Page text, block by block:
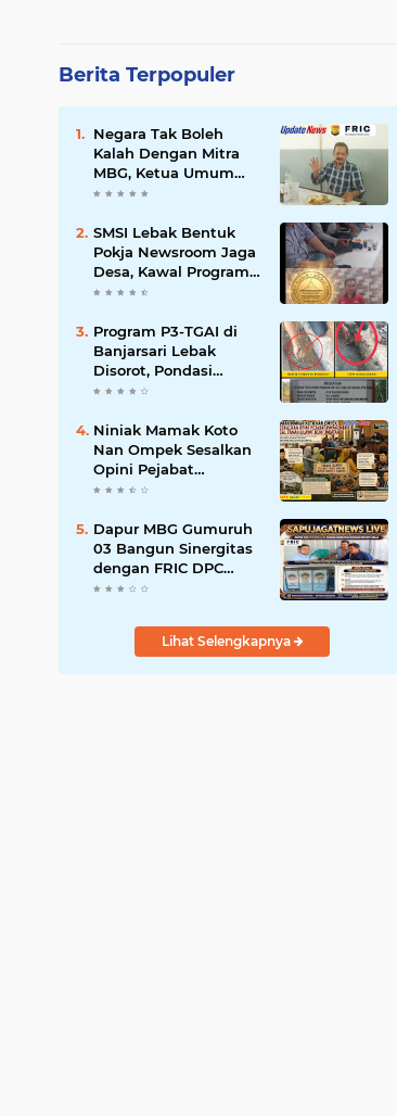
Berita Terpopuler
Negara Tak Boleh
Kalah Dengan Mitra
MBG, Ketua Umum
APKLI-P: Silahkan
Kantin Sekolah
SMSI Lebak Bentuk
Pokja Newsroom Jaga
Desa, Kawal Program
Desa Agar Bisa Maju
Program P3-TGAI di
Banjarsari Lebak
Disorot, Pondasi
Diduga Terisi Tanah,
Sanksi Berat Hingga
Pidana
Niniak Mamak Koto
Nan Ompek Sesalkan
Opini Pejabat
Payakumbuh Soal
Jabatan
Dapur MBG Gumuruh
03 Bangun Sinergitas
dengan FRIC DPC
Kabupaten Lebak,
SOP BGN Pusat
Lihat Selengkapnya